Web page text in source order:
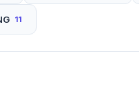
11